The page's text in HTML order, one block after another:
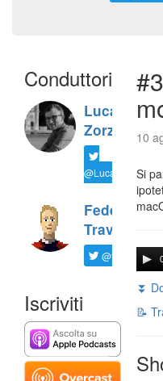
Conduttori
Luca
Zorzi
@LucaTNT
Federico
Travaini
@ftrava
Iscriviti
10
Si
⏬
📝